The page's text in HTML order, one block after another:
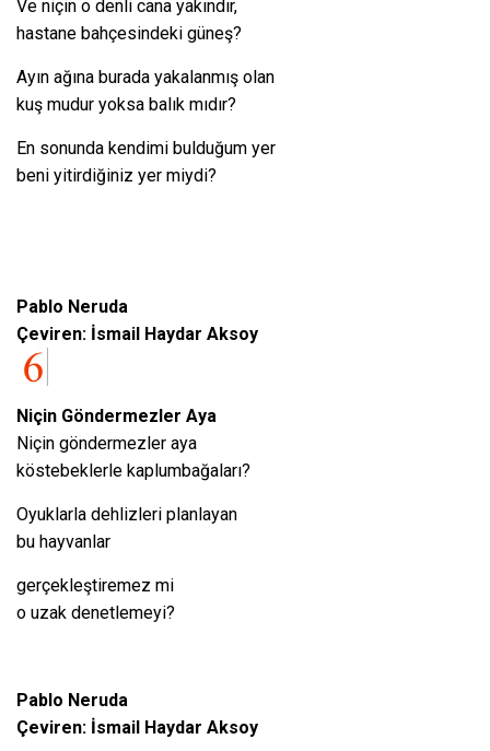
Ve niçin o denli cana yakındır,
hastane bahçesindeki güneş?
Ayın ağına burada yakalanmış olan
kuş mudur yoksa balık mıdır?
En sonunda kendimi bulduğum yer
beni yitirdiğiniz yer miydi?
Pablo Neruda
Çeviren: İsmail Haydar Aksoy
Niçin Göndermezler Aya
Niçin göndermezler aya
köstebeklerle kaplumbağaları?
Oyuklarla dehlizleri planlayan
bu hayvanlar
gerçekleştiremez mi
o uzak denetlemeyi?
Pablo Neruda
Çeviren: İsmail Haydar Aksoy